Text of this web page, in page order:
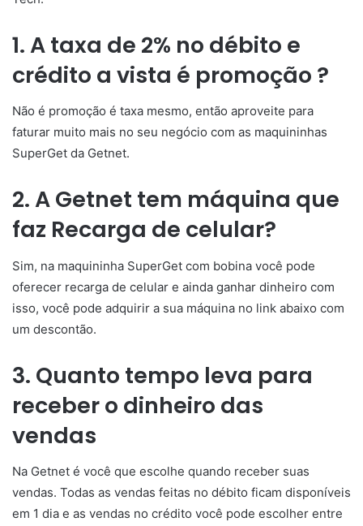
1. A taxa de 2% no débito e
crédito a vista é promoção ?
Não é promoção é taxa mesmo, então aproveite para
faturar muito mais no seu negócio com as maquininhas
SuperGet da Getnet.
2. A Getnet tem máquina que
faz Recarga de celular?
Sim, na maquininha SuperGet com bobina você pode
oferecer recarga de celular e ainda ganhar dinheiro com
isso, você pode adquirir a sua máquina no link abaixo com
um descontão.
3. Quanto tempo leva para
receber o dinheiro das
vendas
Na Getnet é você que escolhe quando receber suas
vendas. Todas as vendas feitas no débito ficam disponíveis
em 1 dia e as vendas no crédito você pode escolher entre